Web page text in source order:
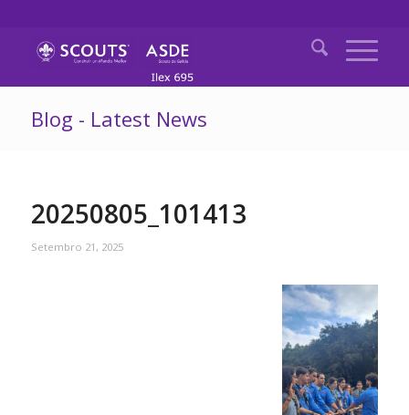
Blog - Latest News
20250805_101413
Setembro 21, 2025